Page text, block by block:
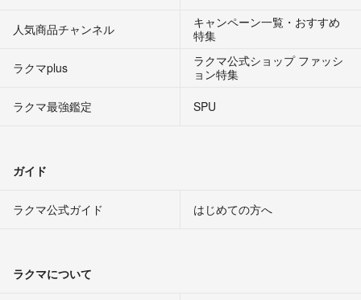
人気商品チャンネル
キャンペーン一覧・おすすめ
特集
ラクマplus
ラクマ公式ショップ ファッシ
ョン特集
ラクマ最強鑑定
SPU
ガイド
ラクマ公式ガイド はじめての方へ
ラクマについて